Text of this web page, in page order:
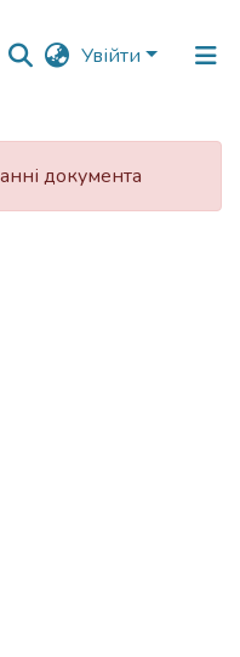
Увійти
документа